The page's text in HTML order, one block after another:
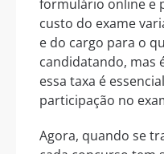
formulário online e
custo do exame
e do cargo para o
candidatando, mas
essa taxa é
participação no
Agora, quando se